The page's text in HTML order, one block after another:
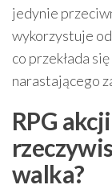
jedynie
wykorzystuje
co przekłada
narastającego
RPG
walka?